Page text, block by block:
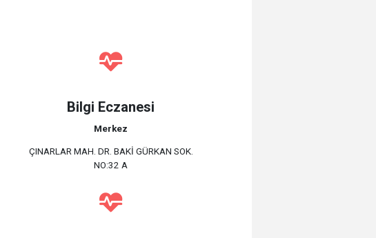
Bilgi Eczanesi
Merkez
ÇINARLAR MAH. DR. BAKİ GÜRKAN SOK.
NO:32 A